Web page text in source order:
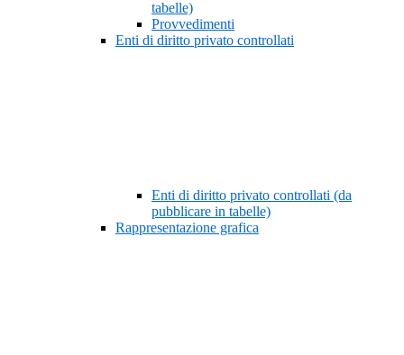
tabelle)
Provvedimenti
Enti di diritto privato controllati
Enti di diritto privato controllati (da
pubblicare in tabelle)
Rappresentazione grafica